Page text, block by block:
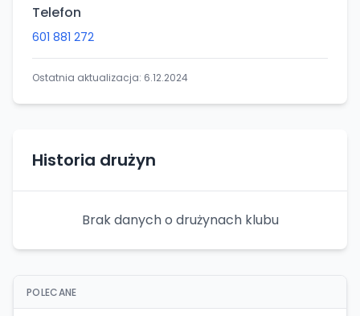
Telefon
601 881 272
Ostatnia aktualizacja: 6.12.2024
Historia drużyn
Brak danych o drużynach klubu
POLECANE